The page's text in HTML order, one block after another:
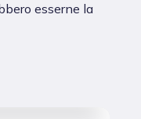
esserne la